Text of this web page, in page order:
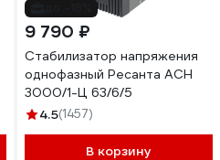
9 790 ₽
Стабилизатор напряжения
однофазный Ресанта АСН
3000/1-Ц 63/6/5
4.5(1457)
В корзину